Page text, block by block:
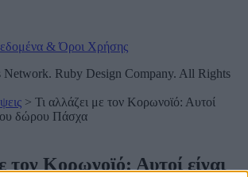
& Όροι Χρήσης
Ruby Design Company. All Rights
> Τι αλλάζει με τον Κορωνοϊό: Αυτοί
του δώρου Πάσχα
τον Κορωνοϊό: Αυτοί είναι